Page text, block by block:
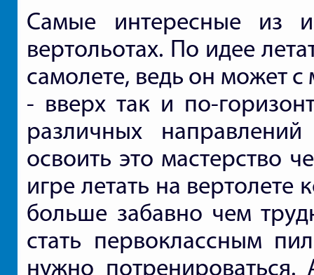
Самые интересные из
вертольотах. По идее
самолете, ведь он может с
- вверх так и по-
различных
освоить это мастерство
игре летать на вертолете
больше забавно чем
стать первоклассным
нужно